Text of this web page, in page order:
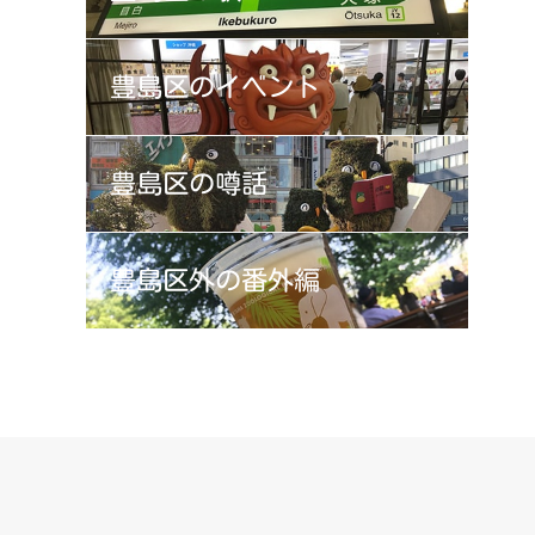
豊島区のイベント
豊島区の噂話
豊島区外の番外編